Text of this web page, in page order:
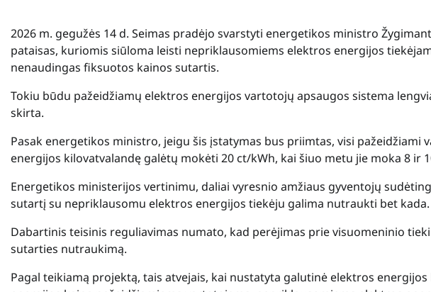
2026 m. gegužės 14 d. Seimas pradėjo svarstyti energetikos ministro
pataisas, kuriomis siūloma leisti nepriklausomiems elektros energijos
nenaudingas fiksuotos kainos sutartis.
Tokiu būdu pažeidžiamų elektros energijos vartotojų apsaugos sistema
skirta.
Pasak energetikos ministro, jeigu šis įstatymas bus priimtas, visi
energijos kilovatvalandę galėtų mokėti 20 ct/kWh, kai šiuo metu jie moka 8 ir
Energetikos ministerijos vertinimu, daliai vyresnio amžiaus gyventojų
sutartį su nepriklausomu elektros energijos tiekėju galima nutraukti bet kada.
Dabartinis teisinis reguliavimas numato, kad perėjimas prie visuomeninio
sutarties nutraukimą.
Pagal teikiamą projektą, tais atvejais, kai nustatyta galutinė elektros